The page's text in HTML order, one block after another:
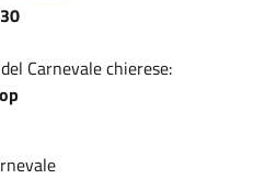
Carnevale chierese: